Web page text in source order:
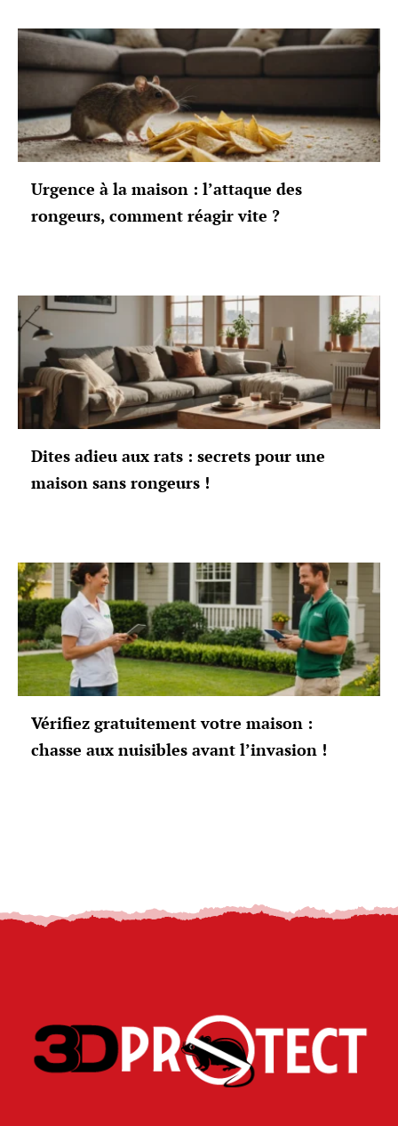
Urgence à la maison : l’attaque des
rongeurs, comment réagir vite ?
Dites adieu aux rats : secrets pour une
maison sans rongeurs !
Vérifiez gratuitement votre maison :
chasse aux nuisibles avant l’invasion !